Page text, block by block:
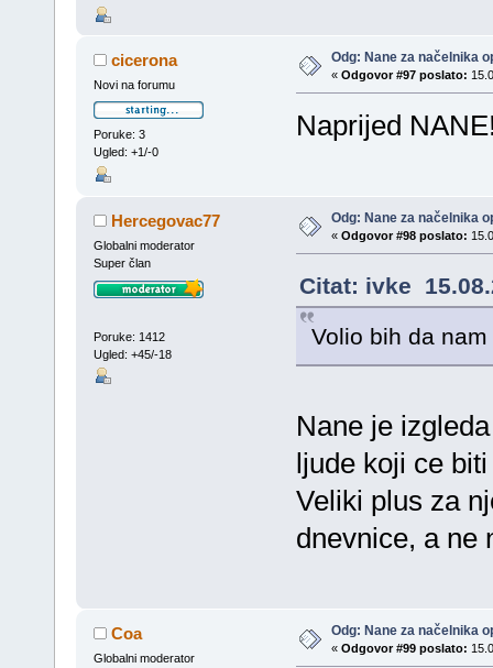
cicerona
Novi na forumu
Poruke: 3
Ugled: +1/-0
Odg: Nane za načelnika
« Odgovor #97 poslato:
Naprijed
Hercegovac77
Globalni moderator
Super član
Poruke: 1412
Ugled: +45/-18
Odg: Nane za načelnika
« Odgovor #98 poslato:
Citat: ivke
Volio bih da
Nane je
ljude koji ce
Veliki plus za
dnevnice, a ne
Coa
Globalni moderator
Odg: Nane za načelnika
« Odgovor #99 poslato: